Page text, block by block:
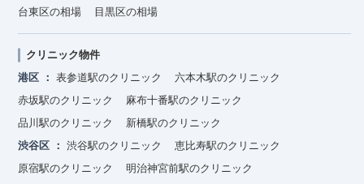
台東区の相場
目黒区の相場
クリニック物件
港区
表参道駅のクリニック
六本木駅のクリニック
赤坂駅のクリニック
麻布十番駅のクリニック
品川駅のクリニック
新橋駅のクリニック
渋谷区
渋谷駅のクリニック
恵比寿駅のクリニック
原宿駅のクリニック
明治神宮前駅のクリニック